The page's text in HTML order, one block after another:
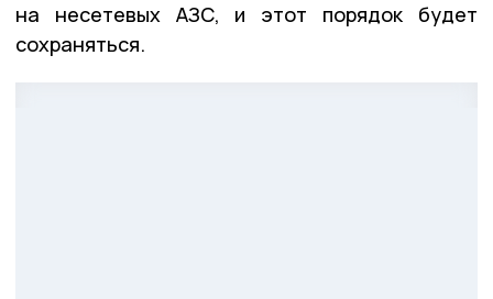
на несетевых АЗС, и этот порядок будет
сохраняться.